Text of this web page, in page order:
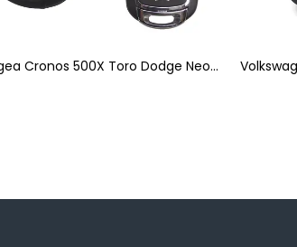
Fiat Egea Cronos 500X Toro Dodge Neon Uyumlu Silikon Oto Anahtar Kumanda Kabı Kılıf Siyah